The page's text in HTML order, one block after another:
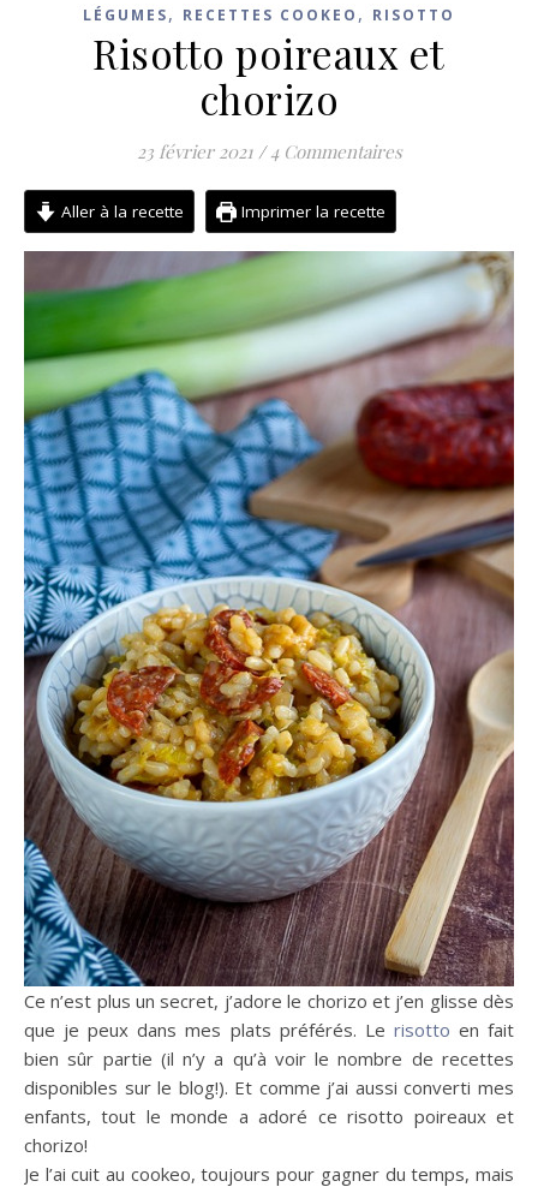
LÉGUMES, RECETTES COOKEO , RISOTTO
Risotto poireaux et
chorizo
23 février 2021 / 4 Commentaires
Aller à la recette Imprimer la recette
Ce n’est plus un secret, j’adore le chorizo et j’en glisse dès
que je peux dans mes plats préférés. Le risotto en fait
bien sûr partie (il n’y a qu’à voir le nombre de recettes
disponibles sur le blog!). Et comme j’ai aussi converti mes
enfants, tout le monde a adoré ce risotto poireaux et
chorizo!
Je l’ai cuit au cookeo, toujours pour gagner du temps, mais